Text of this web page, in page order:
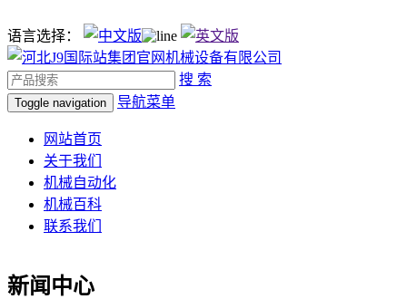
语言选择：
搜 索
Toggle navigation 导航菜单
网站首页
关于我们
机械自动化
机械百科
联系我们
新闻中心